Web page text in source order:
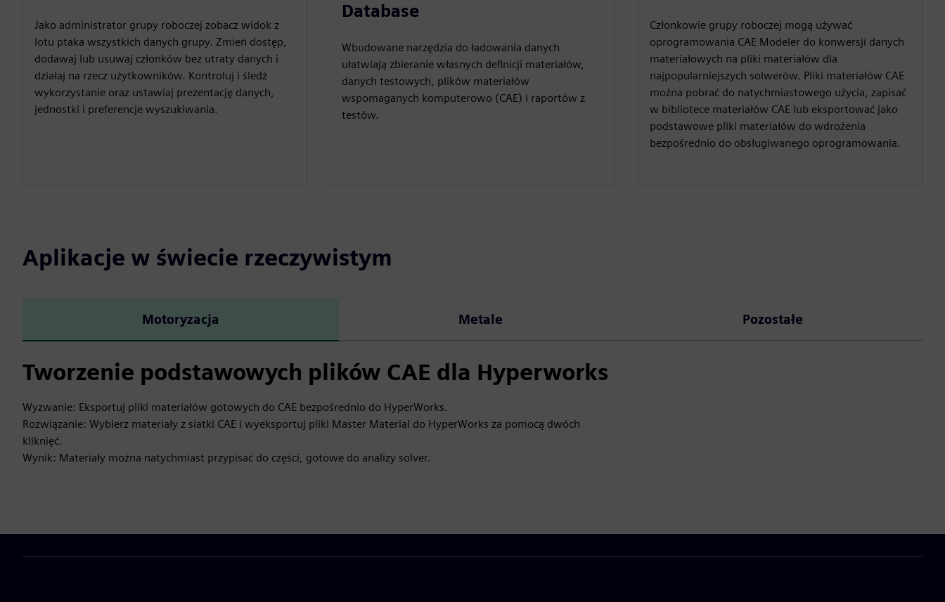
Jako administrator grupy roboczej zobacz widok z
lotu ptaka wszystkich danych grupy. Zmień dostęp,
dodawaj lub usuwaj członków bez utraty danych i
działaj na rzecz użytkowników. Kontroluj i śledź
wykorzystanie oraz ustawiaj prezentację danych,
jednostki i preferencje wyszukiwania.
Database
Wbudowane narzędzia do ładowania danych
ułatwiają zbieranie własnych definicji materiałów,
danych testowych, plików materiałów
wspomaganych komputerowo (CAE) i raportów z
testów.
Członkowie grupy roboczej mogą używać
oprogramowania CAE Modeler do konwersji danych
materiałowych na pliki materiałów dla
najpopularniejszych solwerów. Pliki materiałów CAE
można pobrać do natychmiastowego użycia, zapisać
w bibliotece materiałów CAE lub eksportować jako
podstawowe pliki materiałów do wdrożenia
bezpośrednio do obsługiwanego oprogramowania.
Aplikacje w świecie rzeczywistym
Motoryzacja Metale Pozostałe
Tworzenie podstawowych plików CAE dla Hyperworks
Wyzwanie: Eksportuj pliki materiałów gotowych do CAE bezpośrednio do HyperWorks.
Rozwiązanie: Wybierz materiały z siatki CAE i wyeksportuj pliki Master Material do HyperWorks za pomocą dwóch
kliknięć.
Wynik: Materiały można natychmiast przypisać do części, gotowe do analizy solver.